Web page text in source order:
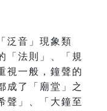
泛音」現象類
「法則」、「規
視一般，鐘聲的
成了「廟堂」之
聲」、「大鐘至